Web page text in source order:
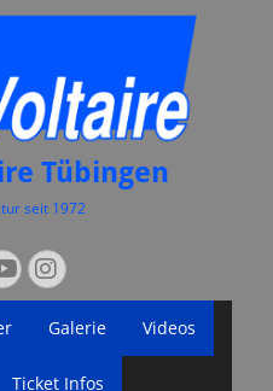
Tübingen
seit 1972
nach:Instagram
Galerie Videos
Ticket Infos